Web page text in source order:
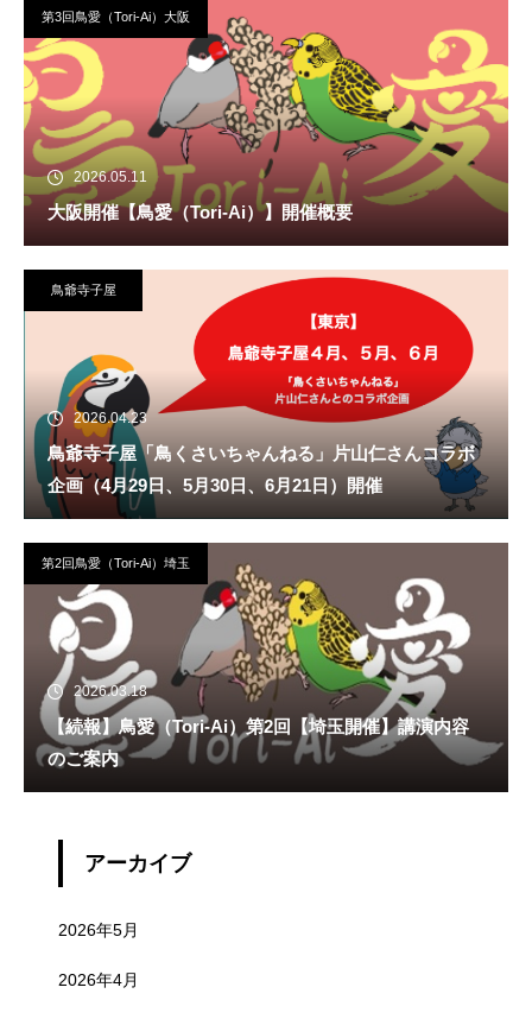
第3回鳥愛（Tori-Ai）大阪
2026.05.11
大阪開催【鳥愛（Tori-Ai）】開催概要
鳥爺寺子屋
2026.04.23
鳥爺寺子屋「鳥くさいちゃんねる」片山仁さんコラボ
企画（4月29日、5月30日、6月21日）開催
第2回鳥愛（Tori-Ai）埼玉
2026.03.18
【続報】鳥愛（Tori-Ai）第2回【埼玉開催】講演内容
のご案内
アーカイブ
2026年5月
2026年4月